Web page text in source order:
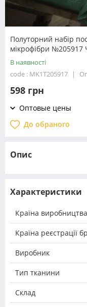
Полуторний набір
мікрофібри
В наявності
code : MK1T205917
598 грн
Оптовые цены
До обраного
Опис
Характеристики
Країна виробництва
Країна реєстрації
Виробник
Тип тканини
Склад